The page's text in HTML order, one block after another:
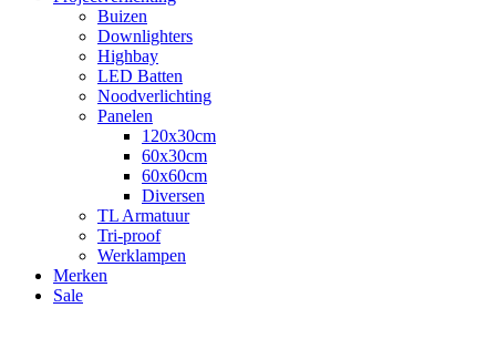
Buizen
Downlighters
Highbay
LED Batten
Noodverlichting
Panelen
120x30cm
60x30cm
60x60cm
Diversen
TL Armatuur
Tri-proof
Werklampen
Merken
Sale